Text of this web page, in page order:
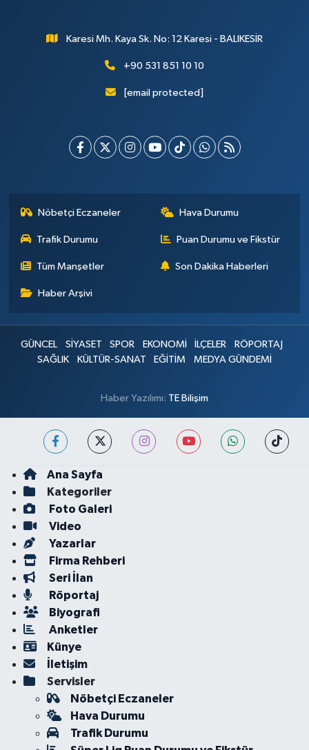
Karesi Mh. Kaya Sk. No: 12 Karesi - BALIKESİR
+90 531 851 10 10
[email protected]
Nöbetçi Eczaneler Hava Durumu
Trafik Durumu Puan Durumu ve Fikstür
Tüm Manşetler Son Dakika Haberleri
Haber Arşivi
GÜNCEL SİYASET SPOR EKONOMİ İLÇELER
RÖPORTAJ
SAĞLIK
KÜLTÜR-SANAT EĞİTİM MEDYA GÜNDEMİ
Haber Yazılımı: TE Bilişim
Ana Sayfa
Kategoriler
Foto Galeri
Video
Yazarlar
Firma Rehberi
Seri İlan
Röportaj
Biyografi
Anketler
Künye
İletişim
Servisler
Nöbetçi Eczaneler
Hava Durumu
Trafik Durumu